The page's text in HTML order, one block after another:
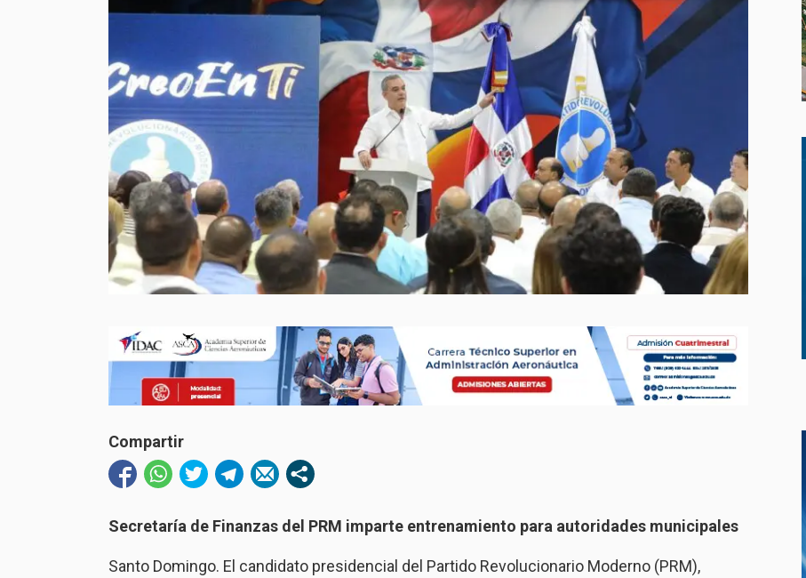
Compartir
Secretaría de Finanzas del PRM imparte entrenamiento para autoridades municipales
Santo Domingo. El candidato presidencial del Partido Revolucionario Moderno (PRM),